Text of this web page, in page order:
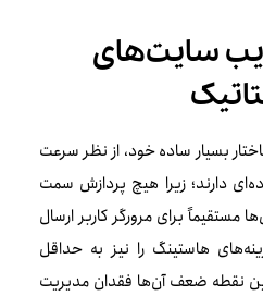
سایت‌های
بسیار ساده خود، از نظر سرعت
دارند؛ زیرا هیچ پردازش سمت
برای مرورگر کاربر ارسال
هاستینگ را نیز به حداقل
نقطه ضعف آن‌ها فقدان مدیریت